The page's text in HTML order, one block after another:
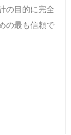
の目的に完全
の最も信頼で